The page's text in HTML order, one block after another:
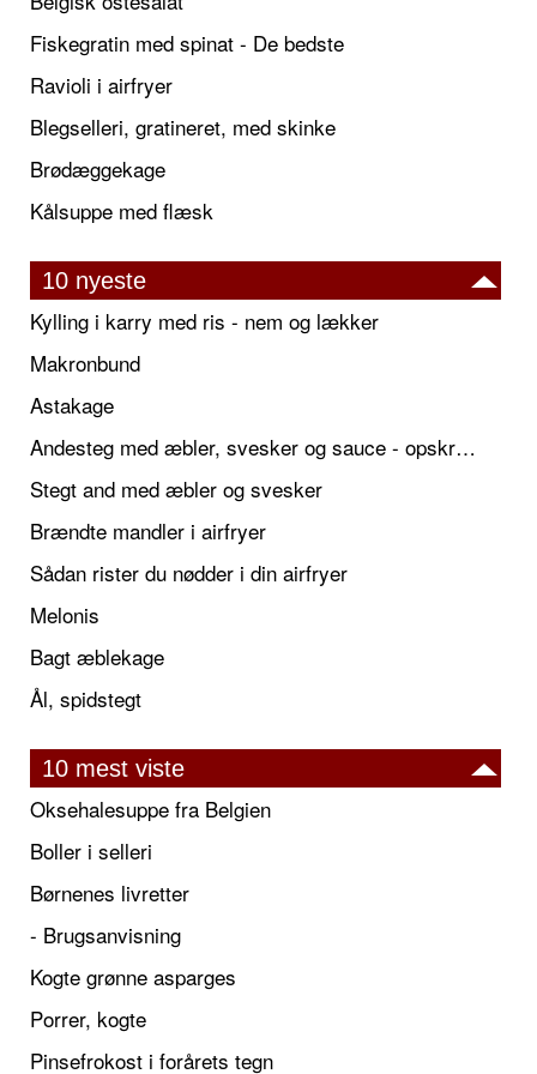
Fiskegratin med spinat - De bedste
Ravioli i airfryer
Blegselleri, gratineret, med skinke
Brødæggekage
Kålsuppe med flæsk
10 nyeste
Kylling i karry med ris - nem og lækker
Makronbund
Astakage
Andesteg med æbler, svesker og sauce - opskrift også til jul
Stegt and med æbler og svesker
Brændte mandler i airfryer
Sådan rister du nødder i din airfryer
Melonis
Bagt æblekage
Ål, spidstegt
10 mest viste
Oksehalesuppe fra Belgien
Boller i selleri
Børnenes livretter
- Brugsanvisning
Kogte grønne asparges
Porrer, kogte
Pinsefrokost i forårets tegn